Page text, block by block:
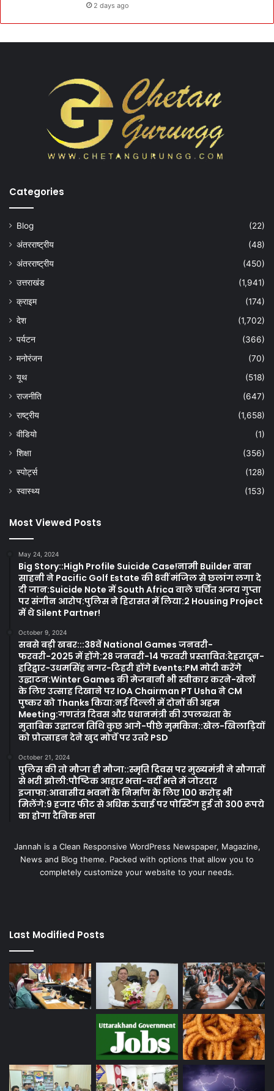
2 days ago
Categories
Blog
(22)
अंतरराष्ट्रीय
(48)
अंतरराष्ट्रीय
(450)
उत्तराखंड
(1,941)
क्राइम
(174)
देश
(1,702)
पर्यटन
(366)
मनोरंजन
(70)
यूथ
(518)
राजनीति
(647)
राष्ट्रीय
(1,658)
वीडियो
(1)
शिक्षा
(356)
स्पोर्ट्स
(128)
स्वास्थ्य
(153)
Most Viewed Posts
May 24, 2024
Big Story::High Profile Suicide Case!नामी Builder बाबा
साहनी ने Pacific Golf Estate की 8वीं मंजिल से छलांग लगा दे
दी जान:Suicide Note में South Africa वाले चर्चित अजय गुप्ता
पर संगीन आरोप:पुलिस ने हिरासत में लिया:2 Housing Project
में थे Silent Partner!
October 9, 2024
सबसे बड़ी खबर:::38वें National Games जनवरी-
फरवरी-2025 में होंगे:28 जनवरी-14 फरवरी प्रस्तावित:देहरादून-
हरिद्वार-उधमसिंह नगर-टिहरी होंगे Events:PM मोदी करेंगे
उद्घाटन:Winter Games की मेजबानी भी स्वीकार करने-खेलों
के लिए उत्साह दिखाने पर IOA Chairman PT Usha ने CM
पुष्कर को Thanks किया:नई दिल्ली में दोनों की अहम
Meeting:गणतंत्र दिवस और प्रधानमंत्री की उपलब्धता के
मुताबिक उद्घाटन तिथि कुछ आगे-पीछे मुमकिन::खेल-खिलाड़ियों
को प्रोत्साहन देने खुद मोर्चे पर उतरे PSD
October 21, 2024
पुलिस की तो मौजा ही मौजा::स्मृति दिवस पर मुख्यमंत्री ने सौगातों
से भरी झोली:पौष्टिक आहार भत्ता-वर्दी भत्ते में जोरदार
इजाफा:आवासीय भवनों के निर्माण के लिए 100 करोड़ भी
मिलेंगे:9 हजार फीट से अधिक ऊंचाई पर पोस्टिंग हुई तो 300 रूपये
का होगा दैनिक भत्ता
Jannah is a Clean Responsive WordPress Newspaper, Magazine,
News and Blog theme. Packed with options that allow you to
completely customize your website to your needs.
Last Modified Posts